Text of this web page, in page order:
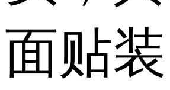
面贴装